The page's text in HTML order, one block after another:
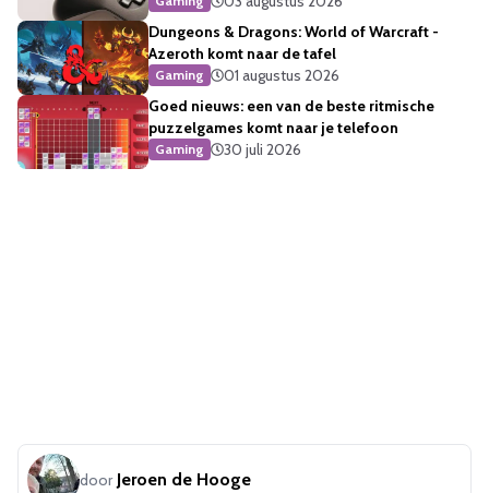
Dungeons & Dragons: World of Warcraft -
Azeroth komt naar de tafel
Gaming
01 augustus 2026
Goed nieuws: een van de beste ritmische
puzzelgames komt naar je telefoon
Gaming 30 juli 2026
door Jeroen de Hooge